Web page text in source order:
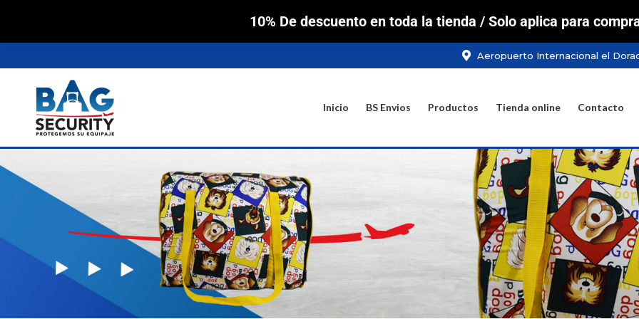
Aeropuerto Internacional el
Inicio BS Envios Productos Tienda online Contacto
10% De descuento en toda la tienda / Solo aplica para
Inicio BS Envios Productos Tienda online Contacto